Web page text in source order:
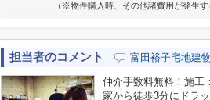
（※物件購入時、その他諸費用が発生す
担当者のコメント 富田裕子宅地建
仲介手数料無料！施工
家から徒歩3分にドラ